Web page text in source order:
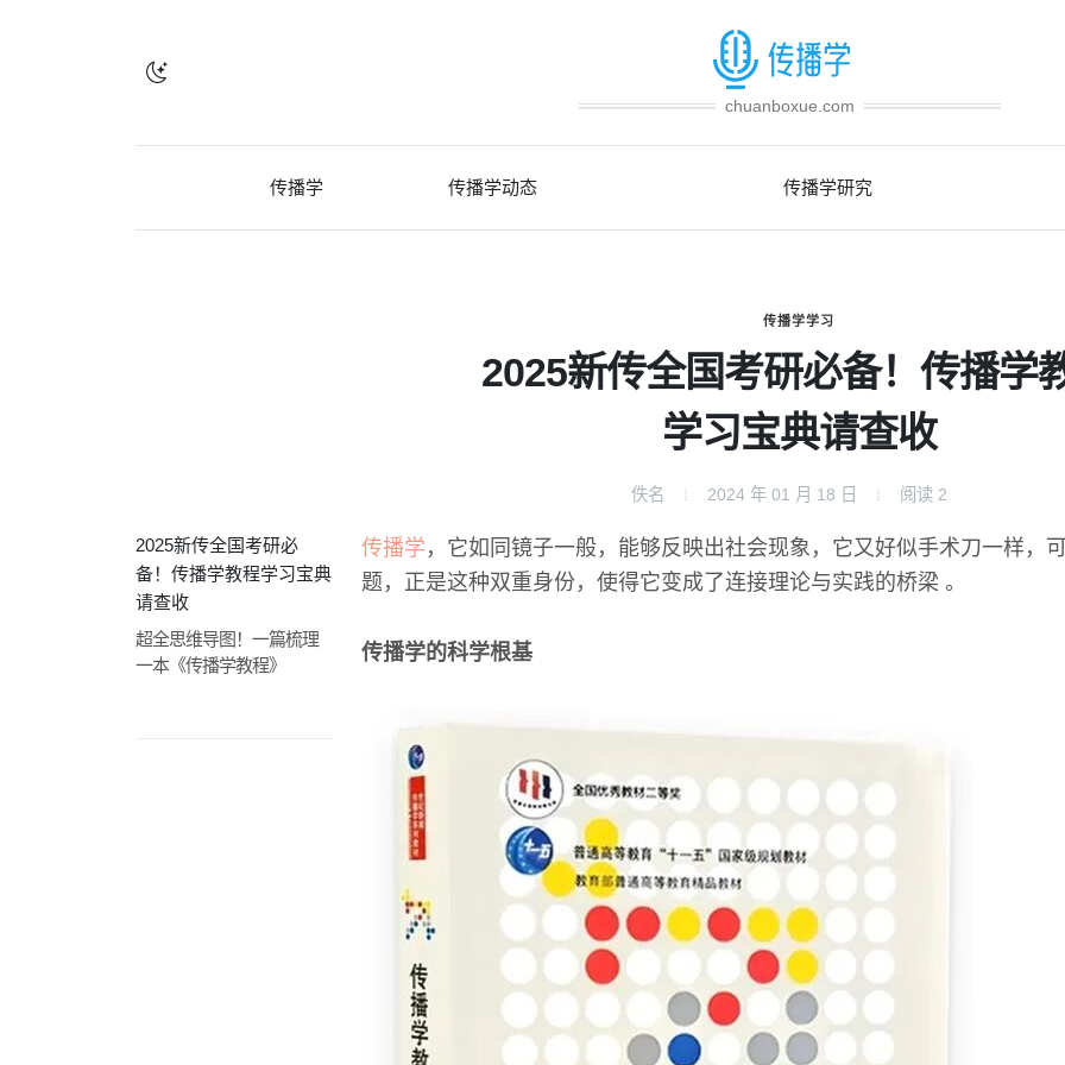
chuanboxue.com
传播学 传播学动态 传播学研究
传播学学习
2025新传全国考研必备！传播学
学习宝典请查收
佚名 2024 年 01 月 18 日 阅读 2
2025新传全国考研必
备！传播学教程学习宝典
请查收
超全思维导图！一篇梳理
一本《传播学教程》
传播学 ，它如同镜子一般，能够反映出社会现象，它又好似手术刀一样，
题，正是这种双重身份，使得它变成了连接理论与实践的桥梁 。
传播学的科学根基